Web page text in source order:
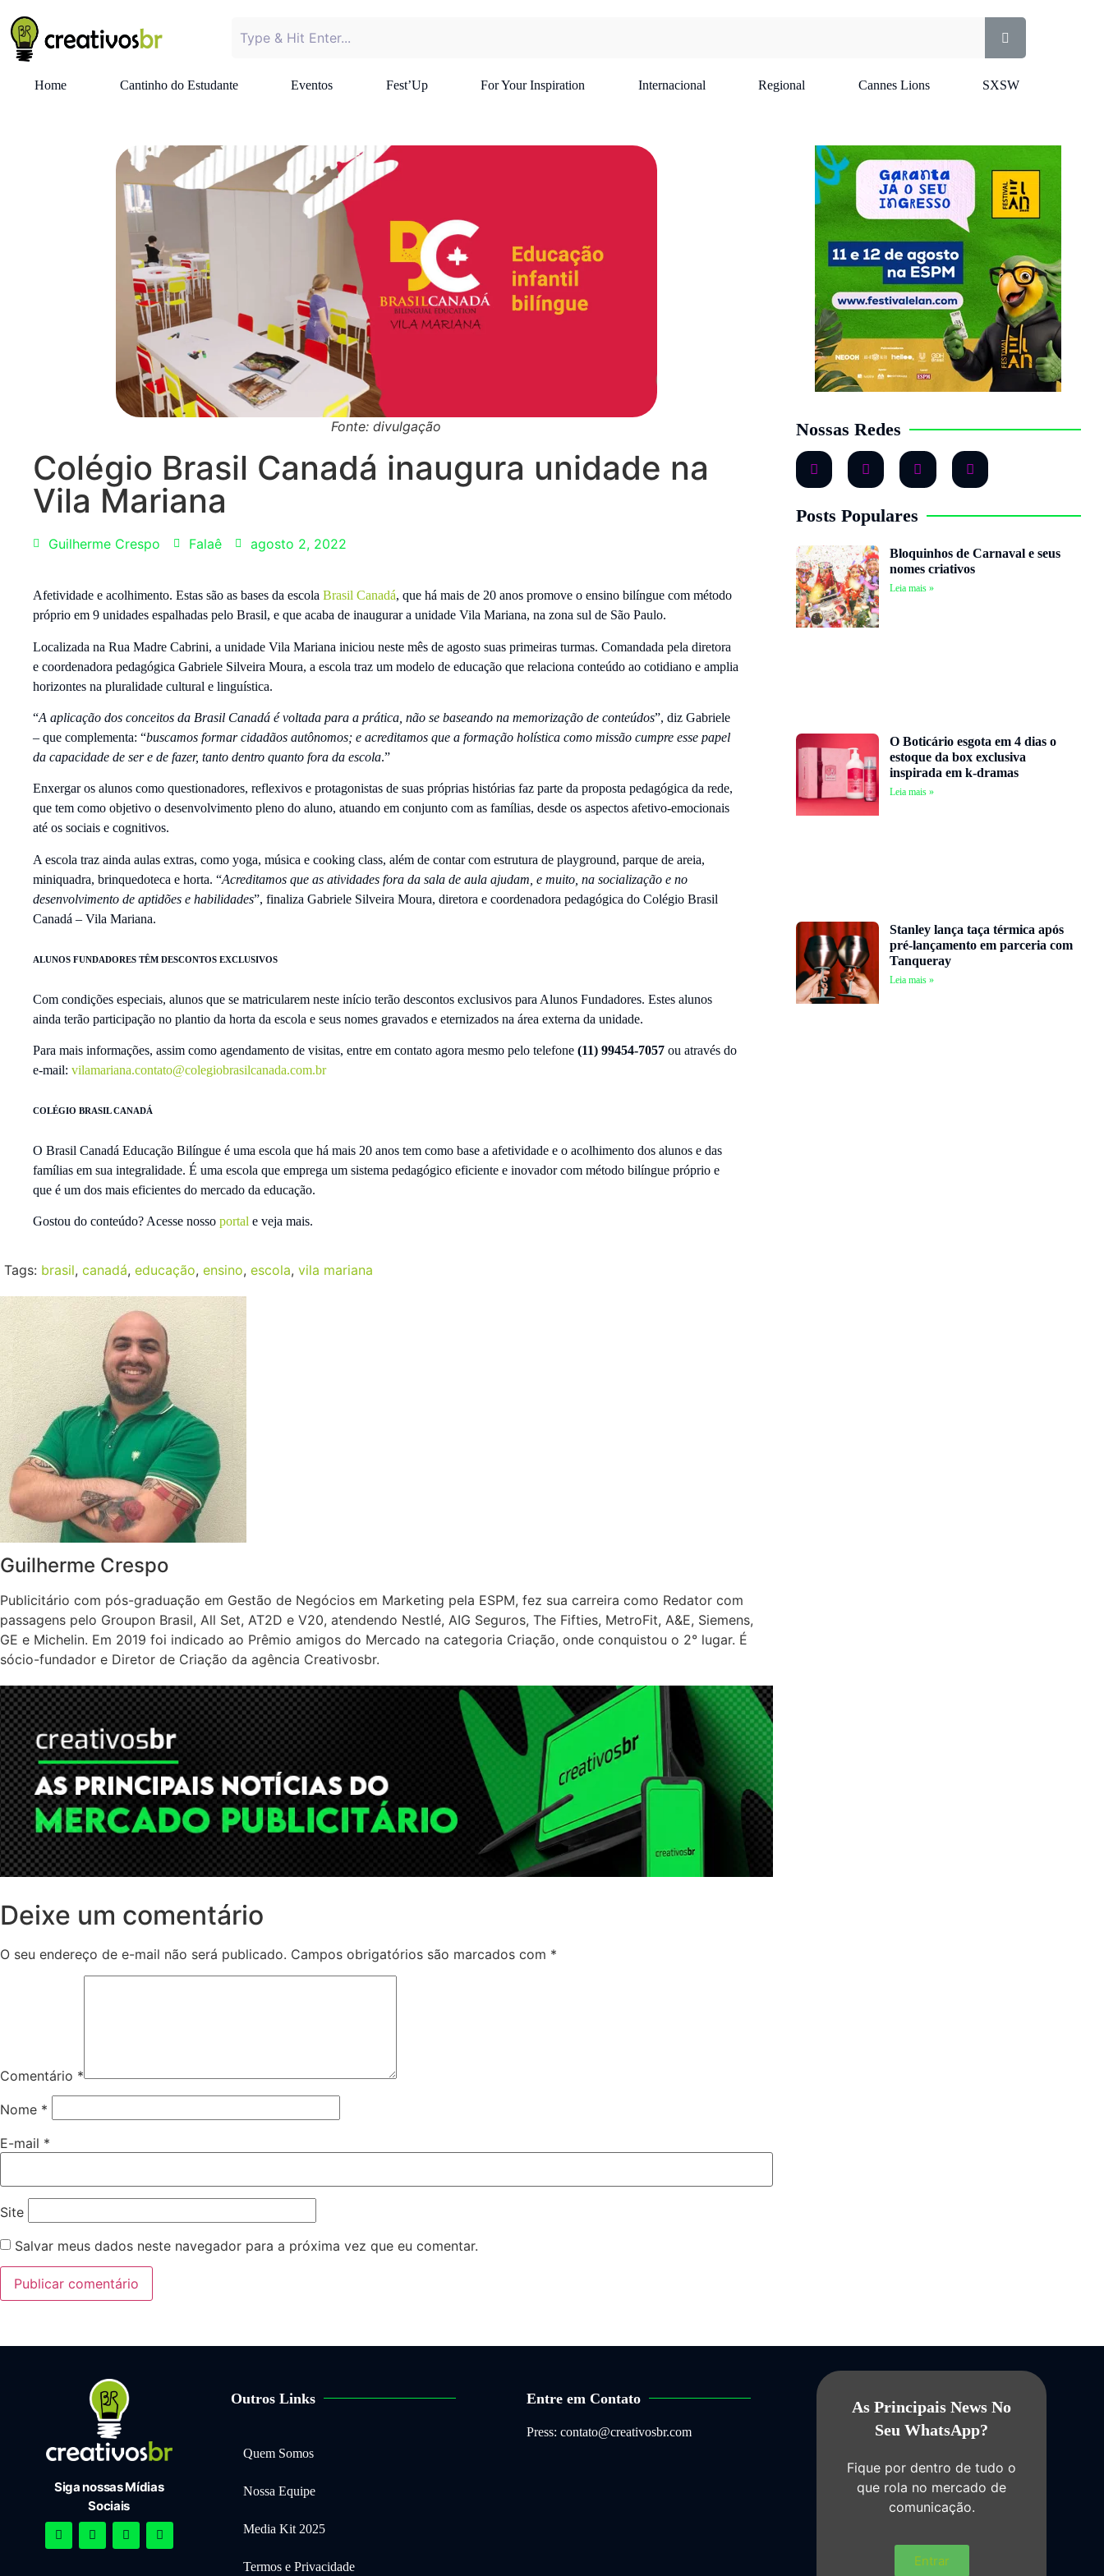
Home Cantinho do Estudante Eventos Fest’Up For Your Inspiration Internacional Regional Cannes Lions SXSW
Fonte: divulgação
Colégio Brasil Canadá inaugura unidade na
Vila Mariana
Guilherme Crespo Falaê agosto 2, 2022
Afetividade e acolhimento. Estas são as bases da escola Brasil Canadá, que há mais de 20 anos promove o ensino bilíngue com método
próprio em 9 unidades espalhadas pelo Brasil, e que acaba de inaugurar a unidade Vila Mariana, na zona sul de São Paulo.
Localizada na Rua Madre Cabrini, a unidade Vila Mariana iniciou neste mês de agosto suas primeiras turmas. Comandada pela diretora
e coordenadora pedagógica Gabriele Silveira Moura, a escola traz um modelo de educação que relaciona conteúdo ao cotidiano e amplia
horizontes na pluralidade cultural e linguística.
“A aplicação dos conceitos da Brasil Canadá é voltada para a prática, não se baseando na memorização de conteúdos”, diz Gabriele
– que complementa: “buscamos formar cidadãos autônomos; e acreditamos que a formação holística como missão cumpre esse papel
da capacidade de ser e de fazer, tanto dentro quanto fora da escola.”
Enxergar os alunos como questionadores, reflexivos e protagonistas de suas próprias histórias faz parte da proposta pedagógica da rede,
que tem como objetivo o desenvolvimento pleno do aluno, atuando em conjunto com as famílias, desde os aspectos afetivo-emocionais
até os sociais e cognitivos.
A escola traz ainda aulas extras, como yoga, música e cooking class, além de contar com estrutura de playground, parque de areia,
miniquadra, brinquedoteca e horta. “Acreditamos que as atividades fora da sala de aula ajudam, e muito, na socialização e no
desenvolvimento de aptidões e habilidades”, finaliza Gabriele Silveira Moura, diretora e coordenadora pedagógica do Colégio Brasil
Canadá – Vila Mariana.
ALUNOS FUNDADORES TÊM DESCONTOS EXCLUSIVOS
Com condições especiais, alunos que se matricularem neste início terão descontos exclusivos para Alunos Fundadores. Estes alunos
ainda terão participação no plantio da horta da escola e seus nomes gravados e eternizados na área externa da unidade.
Para mais informações, assim como agendamento de visitas, entre em contato agora mesmo pelo telefone (11) 99454-7057 ou através do
e-mail: vilamariana.contato@colegiobrasilcanada.com.br
COLÉGIO BRASIL CANADÁ
O Brasil Canadá Educação Bilíngue é uma escola que há mais 20 anos tem como base a afetividade e o acolhimento dos alunos e das
famílias em sua integralidade. É uma escola que emprega um sistema pedagógico eficiente e inovador com método bilíngue próprio e
que é um dos mais eficientes do mercado da educação.
Gostou do conteúdo? Acesse nosso portal e veja mais.
Tags: brasil, canadá, educação, ensino, escola, vila mariana
Guilherme Crespo
Publicitário com pós-graduação em Gestão de Negócios em Marketing pela ESPM, fez sua carreira como Redator com
passagens pelo Groupon Brasil, All Set, AT2D e V20, atendendo Nestlé, AIG Seguros, The Fifties, MetroFit, A&E, Siemens,
GE e Michelin. Em 2019 foi indicado ao Prêmio amigos do Mercado na categoria Criação, onde conquistou o 2° lugar. É
sócio-fundador e Diretor de Criação da agência Creativosbr.
Deixe um comentário
O seu endereço de e-mail não será publicado. Campos obrigatórios são marcados com *
Comentário *
Nome *
E-mail *
Site
Salvar meus dados neste navegador para a próxima vez que eu comentar.
Nossas Redes
Posts Populares
Bloquinhos de Carnaval e seus
nomes criativos
Leia mais »
O Boticário esgota em 4 dias o
estoque da box exclusiva
inspirada em k-dramas
Leia mais »
Stanley lança taça térmica após
pré-lançamento em parceria com
Tanqueray
Leia mais »
Siga nossas Mídias
Sociais
Outros Links
Quem Somos
Nossa Equipe
Media Kit 2025
Termos e Privacidade
Entre em Contato
Press: contato@creativosbr.com
As Principais News No
Seu WhatsApp?
Fique por dentro de tudo o
que rola no mercado de
comunicação.
Entrar